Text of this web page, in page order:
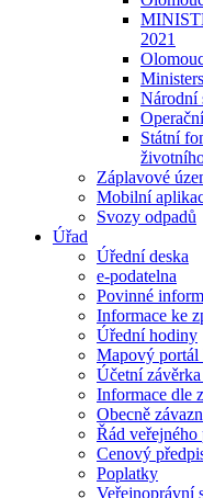
2021
Národní
Státní
Záplavové
Mobilní
Svozy odpadů
Úřad
Úřední deska
e-podatelna
Povinné
Informace ke
Úřední hodiny
Mapový portál
Účetní
Informace dle
Obecně
Řád veřejného
Cenový
Poplatky
Veřejnoprávní